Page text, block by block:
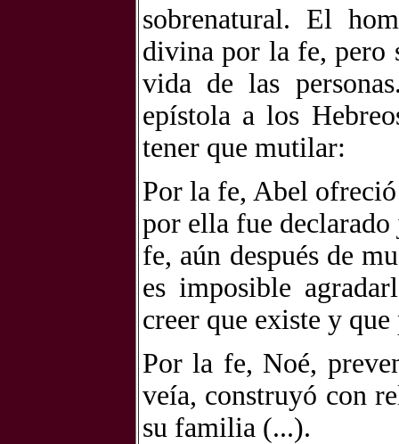
sobrenatural. El
divina por la fe, pero
vida de las
epístola a los
tener que mutilar:
Por la fe, Abel
por ella fue
fe, aún después de
es imposible
creer que existe y
Por la fe, Noé,
veía, construyó con
su familia (...).